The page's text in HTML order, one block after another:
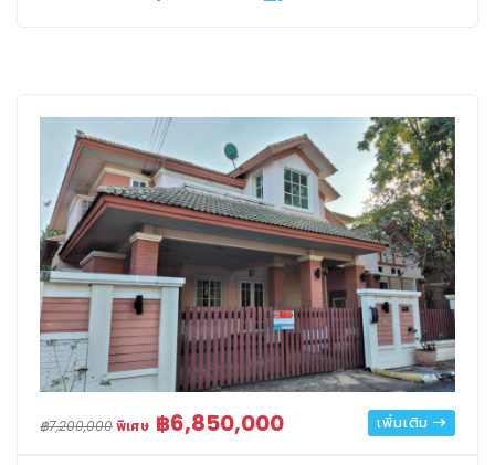
฿7,200,000พิเศษ ฿6,850,000 เพิ่มเติม